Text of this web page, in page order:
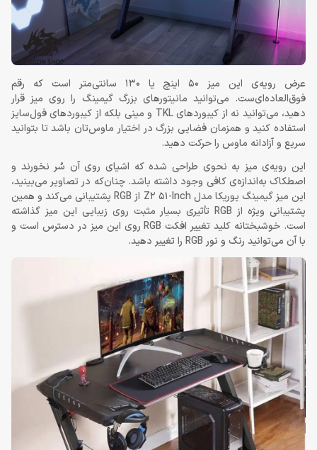
عرض رویه‌ی این میز 50 اینچ یا 130 سانتی‌متر است که رقم
فوق‌العاده‌‌ای‌ست. می‌توانید مانیتورهای بزرگ گیمینگ را روی میز قرار
دهید، می‌توانید نه از کیبوردهای TKL و مینی بلکه از کیبوردهای فول‌سایز
استفاده کنید و همزمان فضایی بزرگ در اختیار ماوس‌تان باشد تا بتوانید
سریع و آزادانه ماوس را حرکت دهید.
این رویه‌ی میز به نحوی طراحی شده که اشیای روی آن سُر نخورند و
اصطکاک به‌اندازه‌ی کافی وجود داشته باشد. چنان‌که در تصاویر می‌بینید،
این میز گیمینگ یوریکا مدل Z2 51-Inch از RGB پشتیبانی می‌کند و همین
پشتیبانی ویژه از RGB تأثیری بسیار مثبت روی زیبایی این میز گذاشته
است. خوشبختانه کلید تغییر افکت RGB روی این میز در دسترس است و
با آن می‌توانید رنگ و نور RGB را تغییر دهید.